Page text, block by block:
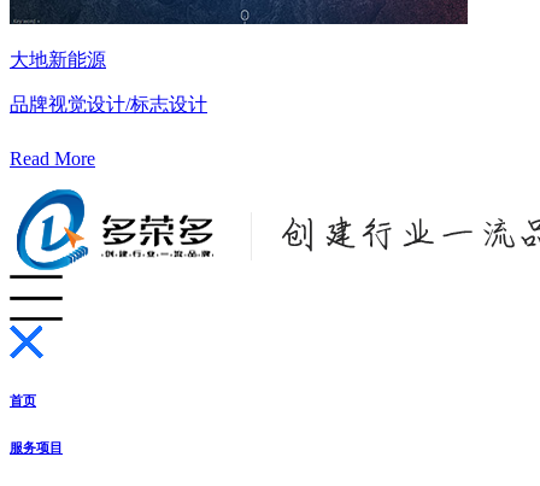
大地新能源
品牌视觉设计/标志设计
Read More
首页
服务项目